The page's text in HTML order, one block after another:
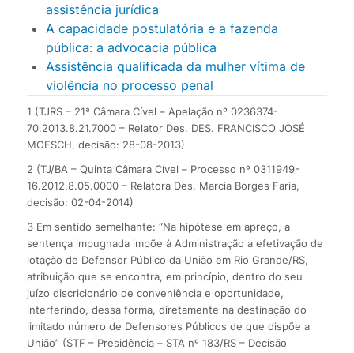
assistência jurídica
A capacidade postulatória e a fazenda
pública: a advocacia pública
Assistência qualificada da mulher vítima de
violência no processo penal
1 (TJRS – 21ª Câmara Cível – Apelação nº 0236374-
70.2013.8.21.7000 – Relator Des. DES. FRANCISCO JOSÉ
MOESCH, decisão: 28-08-2013)
2 (TJ/BA – Quinta Câmara Cível – Processo nº 0311949-
16.2012.8.05.0000 – Relatora Des. Marcia Borges Faria,
decisão: 02-04-2014)
3 Em sentido semelhante: “Na hipótese em apreço, a
sentença impugnada impõe à Administração a efetivação de
lotação de Defensor Público da União em Rio Grande/RS,
atribuição que se encontra, em princípio, dentro do seu
juízo discricionário de conveniência e oportunidade,
interferindo, dessa forma, diretamente na destinação do
limitado número de Defensores Públicos de que dispõe a
União” (STF – Presidência – STA nº 183/RS – Decisão